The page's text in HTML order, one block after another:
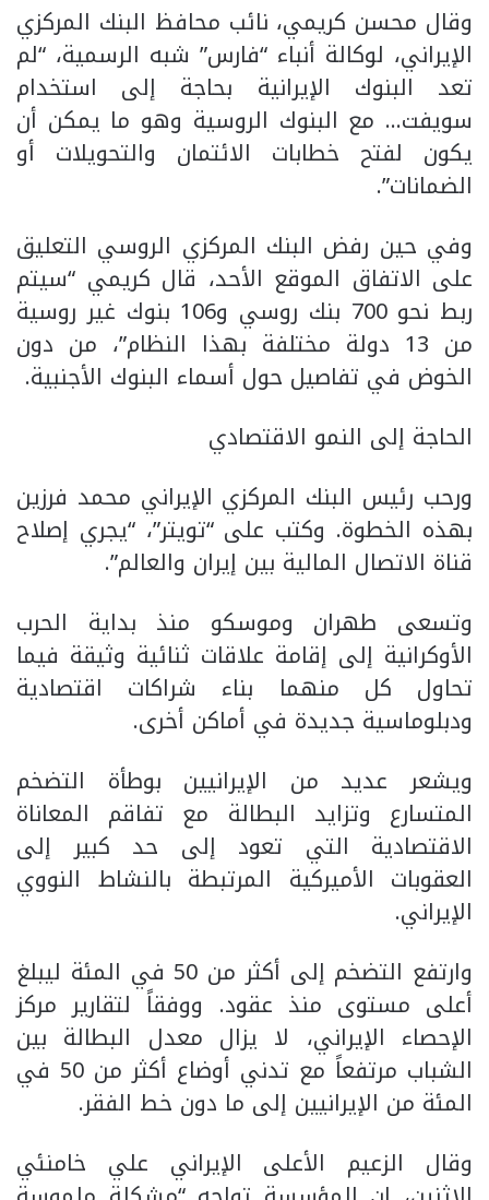
وقال محسن كريمي، نائب محافظ البنك المركزي
الإيراني، لوكالة أنباء “فارس” شبه الرسمية، “لم
تعد البنوك الإيرانية بحاجة إلى استخدام
سويفت… مع البنوك الروسية وهو ما يمكن أن
يكون لفتح خطابات الائتمان والتحويلات أو
الضمانات”.
وفي حين رفض البنك المركزي الروسي التعليق
على الاتفاق الموقع الأحد، قال كريمي “سيتم
ربط نحو 700 بنك روسي و106 بنوك غير روسية
من 13 دولة مختلفة بهذا النظام”، من دون
الخوض في تفاصيل حول أسماء البنوك الأجنبية.
الحاجة إلى النمو الاقتصادي
ورحب رئيس البنك المركزي الإيراني محمد فرزين
بهذه الخطوة. وكتب على “تويتر”، “يجري إصلاح
قناة الاتصال المالية بين إيران والعالم”.
وتسعى طهران وموسكو منذ بداية الحرب
الأوكرانية إلى إقامة علاقات ثنائية وثيقة فيما
تحاول كل منهما بناء شراكات اقتصادية
ودبلوماسية جديدة في أماكن أخرى.
ويشعر عديد من الإيرانيين بوطأة التضخم
المتسارع وتزايد البطالة مع تفاقم المعاناة
الاقتصادية التي تعود إلى حد كبير إلى
العقوبات الأميركية المرتبطة بالنشاط النووي
الإيراني.
وارتفع التضخم إلى أكثر من 50 في المئة ليبلغ
أعلى مستوى منذ عقود. ووفقاً لتقارير مركز
الإحصاء الإيراني، لا يزال معدل البطالة بين
الشباب مرتفعاً مع تدني أوضاع أكثر من 50 في
المئة من الإيرانيين إلى ما دون خط الفقر.
وقال الزعيم الأعلى الإيراني علي خامنئي